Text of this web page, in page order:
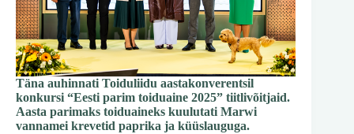
Täna auhinnati Toiduliidu aastakonverentsil
konkursi “Eesti parim toiduaine 2025” tiitlivõitjaid.
Aasta parimaks toiduaineks kuulutati Marwi
vannamei krevetid paprika ja küüslauguga.